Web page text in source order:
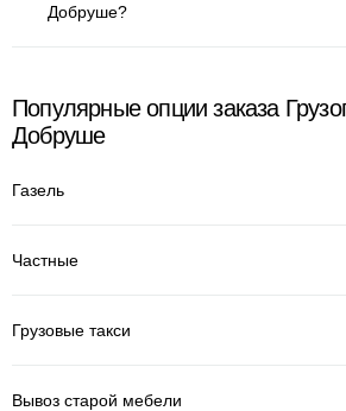
Добруше?
Популярные опции заказа
Добруше
Газель
Частные
Грузовые такси
Вывоз старой мебели